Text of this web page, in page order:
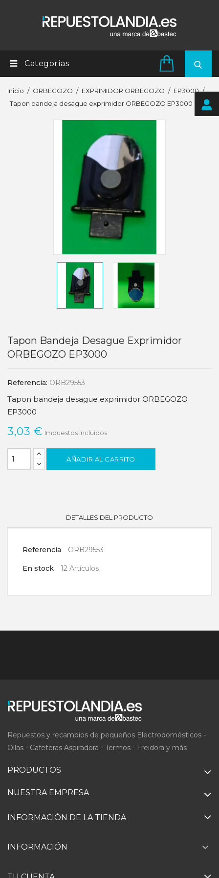
Categorías
Inicio ORBEGOZO EXPRIMIDOR ORBEGOZO
EP3000
Tapon bandeja desague exprimidor ORBEGOZO EP3000
Tapon Bandeja Desague Exprimidor
ORBEGOZO EP3000
Referencia: ORB29553
Tapon bandeja desague exprimidor ORBEGOZO
EP3000
3,03 € Impuestos incluidos
AÑADIR AL CARRITO
DETALLES DEL PRODUCTO
Referencia ORB29553
En stock 12 Artículos
Repuestos y recambios de pequeños Electrodomésticos -
Ollas - Cafeteras Aspiradora - Termos - Freidora y más
PRODUCTOS
NUESTRA EMPRESA
INFORMACIÓN DE LA TIENDA
INFORMACIÓN 